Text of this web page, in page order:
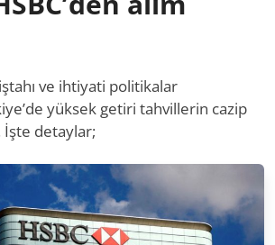
ve ihtiyati politikalar
yüksek getiri tahvillerin cazip
detaylar;